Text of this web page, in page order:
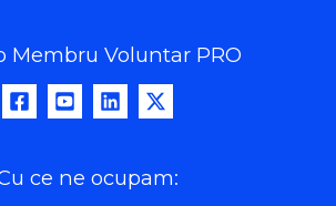
Membru Voluntar PRO
ce ne ocupam: